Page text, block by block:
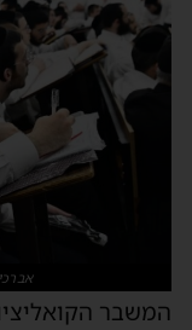
אברכי